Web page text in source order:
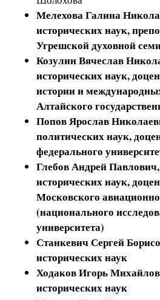
Мелехова Галина
исторических наук,
Угрешской духовной
Козулин Вячеслав
исторических наук,
истории и
Алтайского
Попов Ярослав
политических наук,
федерального
Глебов Андрей Павлович
исторических наук,
Московского
(национального
университета)
Станкевич Сергей
исторических наук
Ходаков Игорь
исторических наук